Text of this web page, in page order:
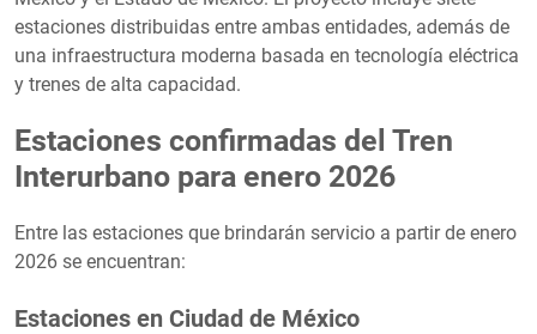
estaciones distribuidas entre ambas entidades, además de
una infraestructura moderna basada en tecnología eléctrica
y trenes de alta capacidad.
Estaciones confirmadas del Tren
Interurbano para enero 2026
Entre las estaciones que brindarán servicio a partir de enero
2026 se encuentran:
Estaciones en Ciudad de México